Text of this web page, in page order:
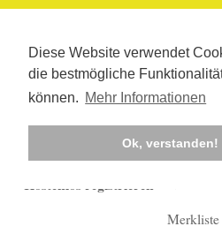
Diese Website verwendet
die bestmögliche
können. Mehr Informationen
Ok, verstanden!
Kostenlos registrieren